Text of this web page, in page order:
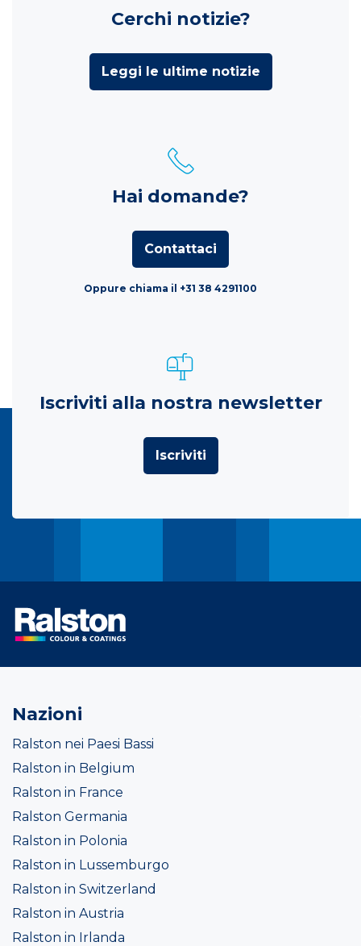
Cerchi notizie?
Leggi le ultime notizie
Hai domande?
Contattaci
Oppure chiama il +31 38 4291100
Iscriviti alla nostra newsletter
Iscriviti
Nazioni
Ralston nei Paesi Bassi
Ralston in Belgium
Ralston in France
Ralston Germania
Ralston in Polonia
Ralston in Lussemburgo
Ralston in Switzerland
Ralston in Austria
Ralston in Irlanda